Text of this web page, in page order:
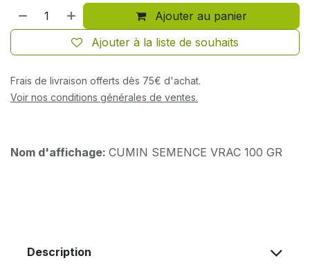
Ajouter au panier
Ajouter à la liste de souhaits
Frais de livraison offerts dès 75€ d'achat.
Voir nos conditions générales de ventes.
Nom d'affichage: CUMIN SEMENCE VRAC 100 GR
Description